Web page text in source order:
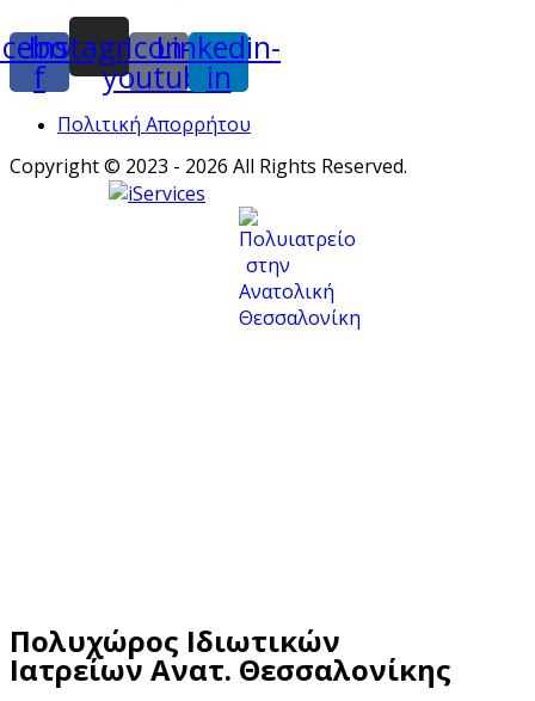
f
Instagram
Icon-
youtube
Linkedin-
in
Πολιτική Απορρήτου
Copyright © 2023 - 2026 All Rights Reserved.
Πολυχώρος Ιδιωτικών
Ιατρείων Ανατ. Θεσσαλονίκης